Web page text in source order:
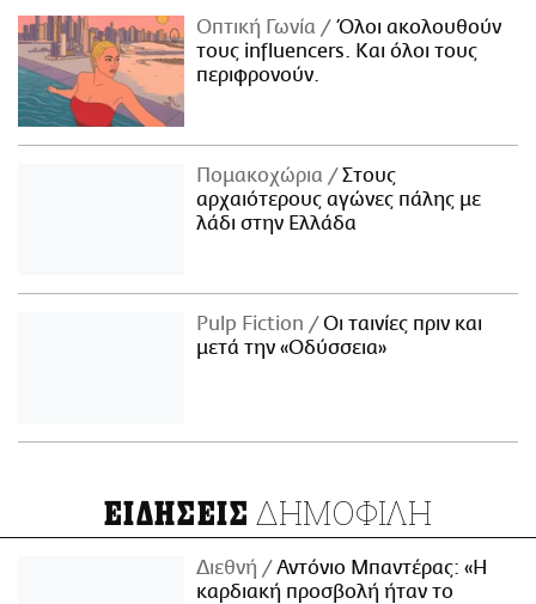
Οπτική Γωνία
Όλοι ακολουθούν
τους influencers. Και όλοι τους
περιφρονούν.
Πομακοχώρια
Στους
αρχαιότερους αγώνες πάλης με
λάδι στην Ελλάδα
Pulp Fiction
Οι ταινίες πριν και
μετά την «Οδύσσεια»
ΕΙΔΗΣΕΙΣ ΔΗΜΟΦΙΛΗ
Διεθνή
Αντόνιο Μπαντέρας: «Η
καρδιακή προσβολή ήταν το